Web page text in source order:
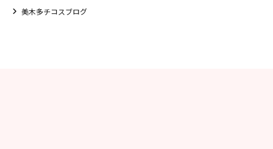
美木多チコスブログ